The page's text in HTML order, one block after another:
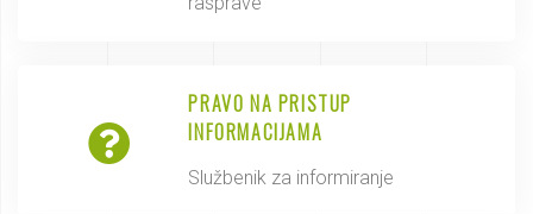
PRAVO NA PRISTUP
INFORMACIJAMA
Službenik za informiranje